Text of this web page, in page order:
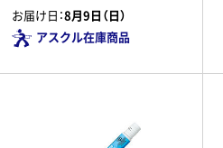
お届け日：8月9日（日）
アスクル在庫商品